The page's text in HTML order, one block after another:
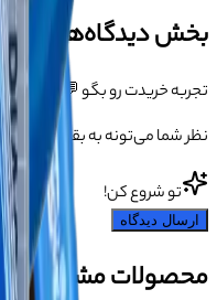
بخش دیدگاه‌ها
تجربه خریدت رو بگو 💬
نظر شما می‌تونه به بقیه کمک
تو شروع کن!
ارسال دیدگاه
محصولات مشابه